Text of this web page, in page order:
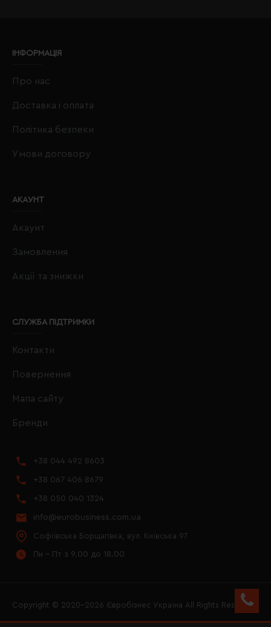
ІНФОРМАЦІЯ
Про нас
Доставка і оплата
Політика безпеки
Умови договору
АКАУНТ
Акаунт
Замовлення
Акції та знижки
СЛУЖБА ПІДТРИМКИ
Контакти
Повернення
Мапа сайту
Бренди
+38 044 492 8603
+38 067 406 8679
+38 050 040 1324
info@eurobusiness.com.ua
Софіївська Борщагівка, вул. Київська 97
Пн - Пт з 9.00 до 18.00
Copyright © 2020–2026 Євробізнес Україна All Rights Reserved